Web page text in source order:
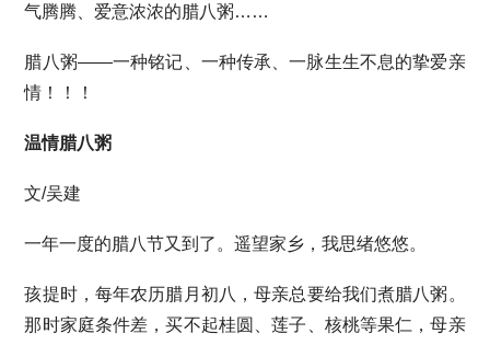
气腾腾、爱意浓浓的腊八粥……
腊八粥——一种铭记、一种传承、一脉生生不息的挚爱亲
情！！！
温情腊八粥
文/吴建
一年一度的腊八节又到了。遥望家乡，我思绪悠悠。
孩提时，每年农历腊月初八，母亲总要给我们煮腊八粥。
那时家庭条件差，买不起桂圆、莲子、核桃等果仁，母亲